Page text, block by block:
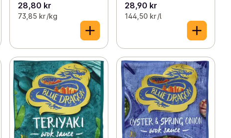
28,80 kr
73,85 kr /kg
28,90 kr
144,50 kr /l